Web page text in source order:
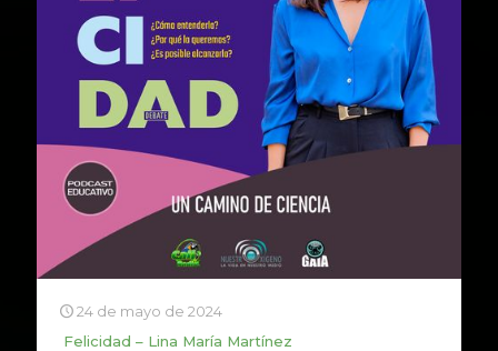
24 de mayo de 2024
Felicidad – Lina María Martínez